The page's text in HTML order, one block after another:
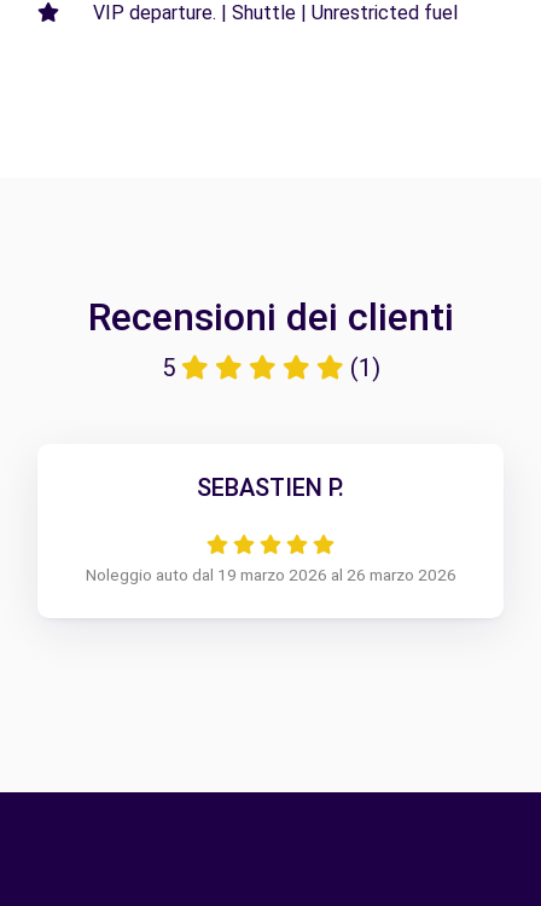
VIP departure. | Shuttle | Unrestricted fuel
Recensioni dei clienti
5 (1)
SEBASTIEN P.
Noleggio auto dal 19 marzo 2026 al 26 marzo 2026